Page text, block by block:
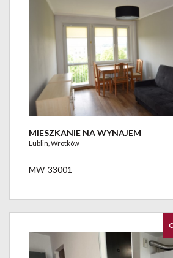
MIESZKANIE NA WYNAJEM
Lublin, Wrotków
MW-33001